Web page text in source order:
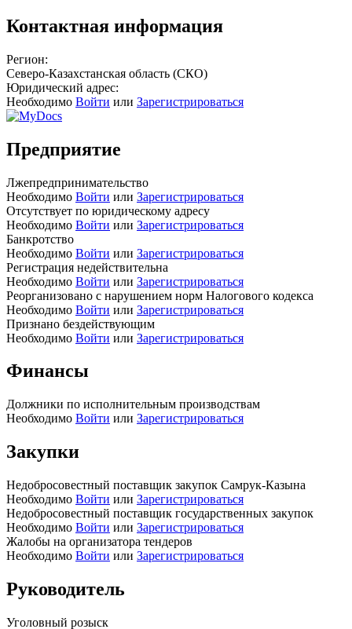
Контактная информация
Регион:
Северо-Казахстанская область (СКО)
Юридический адрес:
Необходимо Войти или Зарегистрироваться
Предприятие
Лжепредпринимательство
Необходимо Войти или Зарегистрироваться
Отсутствует по юридическому адресу
Необходимо Войти или Зарегистрироваться
Банкротство
Необходимо Войти или Зарегистрироваться
Регистрация недействительна
Необходимо Войти или Зарегистрироваться
Реорганизовано с нарушением норм Налогового кодекса
Необходимо Войти или Зарегистрироваться
Признано бездействующим
Необходимо Войти или Зарегистрироваться
Финансы
Должники по исполнительным производствам
Необходимо Войти или Зарегистрироваться
Закупки
Недобросовестный поставщик закупок Самрук-Казына
Необходимо Войти или Зарегистрироваться
Недобросовестный поставщик государственных закупок
Необходимо Войти или Зарегистрироваться
Жалобы на организатора тендеров
Необходимо Войти или Зарегистрироваться
Руководитель
Уголовный розыск